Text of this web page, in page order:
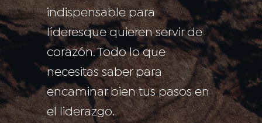
indispensable para
líderesque quieren servir de
corazón. Todo lo que
necesitas saber para
encaminar bien tus pasos en
el liderazgo.